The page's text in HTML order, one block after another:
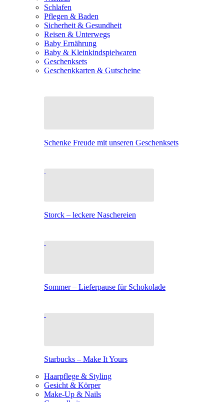
Schlafen
Pflegen & Baden
Sicherheit & Gesundheit
Reisen & Unterwegs
Baby Ernährung
Baby & Kleinkindspielwaren
Geschenksets
Geschenkkarten & Gutscheine
Schenke Freude mit unseren Geschenksets
Storck – leckere Naschereien
Sommer – Lieferpause für Schokolade
Starbucks – Make It Yours
Haarpflege & Styling
Gesicht & Körper
Make-Up & Nails